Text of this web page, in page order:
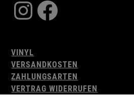
Instagram
Facebook
VINYL
VERSANDKOSTEN
ZAHLUNGSARTEN
VERTRAG WIDERRUFEN